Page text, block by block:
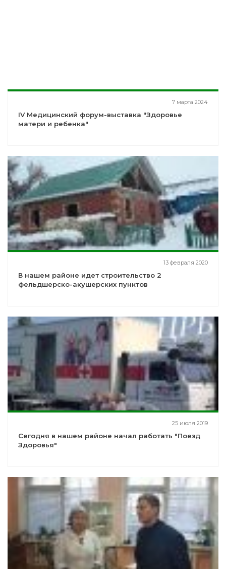
7 марта 2024
IV Медицинский форум-выставка "Здоровье
матери и ребенка"
13 февраля 2020
В нашем районе идет строительство 2
фельдшерско-акушерских пунктов
25 июля 2019
Сегодня в нашем районе начал работать "Поезд
Здоровья"